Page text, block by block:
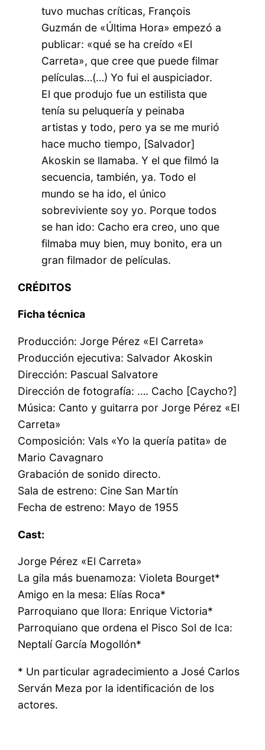
tuvo muchas críticas, François
Guzmán de «Última Hora» empezó a
publicar: «qué se ha creído «El
Carreta», que cree que puede filmar
películas…(…) Yo fui el auspiciador.
El que produjo fue un estilista que
tenía su peluquería y peinaba
artistas y todo, pero ya se me murió
hace mucho tiempo, [Salvador]
Akoskin se llamaba. Y el que filmó la
secuencia, también, ya. Todo el
mundo se ha ido, el único
sobreviviente soy yo. Porque todos
se han ido: Cacho era creo, uno que
filmaba muy bien, muy bonito, era un
gran filmador de películas.
CRÉDITOS
Ficha técnica
Producción: Jorge Pérez «El Carreta»
Producción ejecutiva: Salvador Akoskin
Dirección: Pascual Salvatore
Dirección de fotografía: …. Cacho [Caycho?]
Música: Canto y guitarra por Jorge Pérez «El
Carreta»
Composición: Vals «Yo la quería patita» de
Mario Cavagnaro
Grabación de sonido directo.
Sala de estreno: Cine San Martín
Fecha de estreno: Mayo de 1955
Cast:
Jorge Pérez «El Carreta»
La gila más buenamoza: Violeta Bourget*
Amigo en la mesa: Elías Roca*
Parroquiano que llora: Enrique Victoria*
Parroquiano que ordena el Pisco Sol de Ica:
Neptalí García Mogollón*
* Un particular agradecimiento a José Carlos
Serván Meza por la identificación de los
actores.